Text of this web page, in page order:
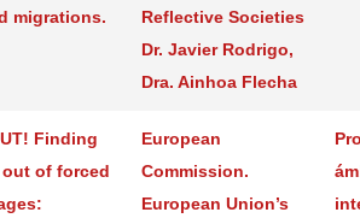
migrations.
Reflective Societies
Dr. Javier Rodrigo,
Dra. Ainhoa Flecha
Finding
of forced
European
Commission.
European Union’s